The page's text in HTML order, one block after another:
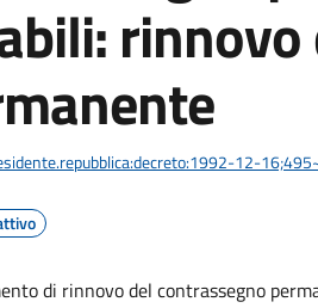
12-
di rinnovo del contrassegno